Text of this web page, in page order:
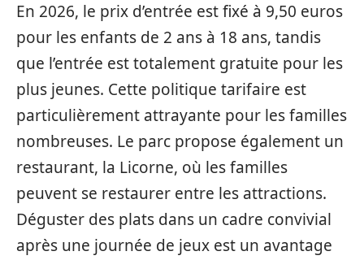
En 2026, le prix d’entrée est fixé à 9,50 euros
pour les enfants de 2 ans à 18 ans, tandis
que l’entrée est totalement gratuite pour les
plus jeunes. Cette politique tarifaire est
particulièrement attrayante pour les familles
nombreuses. Le parc propose également un
restaurant, la Licorne, où les familles
peuvent se restaurer entre les attractions.
Déguster des plats dans un cadre convivial
après une journée de jeux est un avantage